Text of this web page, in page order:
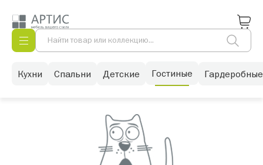
Кухни Спальни Детские Гостиные Гардеробные